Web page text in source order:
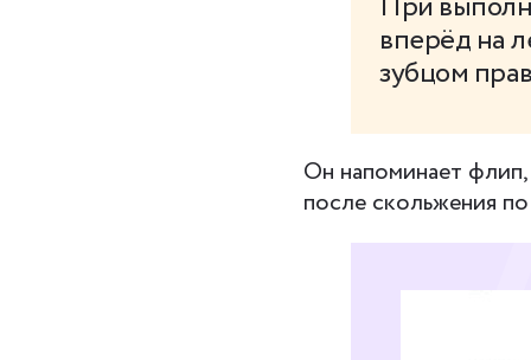
вперёд на
зубцом
Он напоминает флип,
после скольжения